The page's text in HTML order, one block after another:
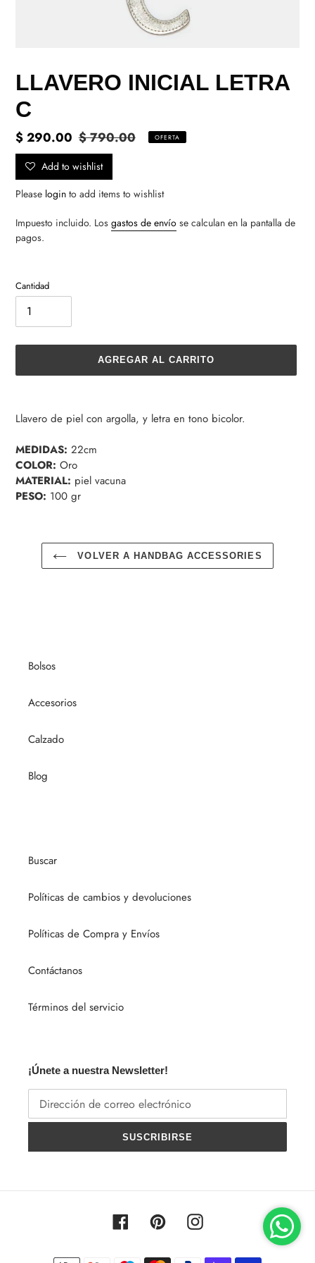
LLAVERO INICIAL LETRA
C
Precio
de
venta
$ 290.00 Precio
habitual
$ 790.00 OFERTA
Add to wishlist
Please login to add items to wishlist
Impuesto incluido. Los gastos de envío se calculan en la pantalla de
pagos.
Cantidad
AGREGAR AL CARRITO
el
producto
tu
carrito
de
compra
Llavero de piel con argolla, y letra en tono bicolor.
MEDIDAS: 22cm
COLOR: Oro
MATERIAL: piel vacuna
PESO: 100 gr
VOLVER A HANDBAG ACCESSORIES
Bolsos
Accesorios
Calzado
Blog
Buscar
Políticas de cambios y devoluciones
Políticas de Compra y Envíos
Contáctanos
Términos del servicio
¡Únete a nuestra Newsletter!
SUSCRIBIRSE
FacebookPinterestInstagram
Métodos